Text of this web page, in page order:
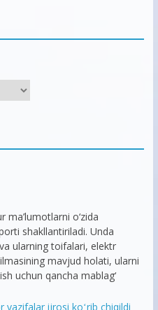
ma’lumotlarni o‘zida
shakllantiriladi. Unda
ularning toifalari, elektr
mavjud holati, ularni
uchun qancha mablag‘
vazifalar ijrosi koʻrib chiqildi